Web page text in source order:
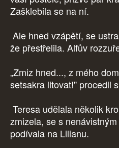
Zašklebila se na ní.
Ale hned vzápětí, se
že přestřelila. Alfův
„Zmiz hned..., z mého
setsakra litovat!" procedil
Teresa udělala několik
zmizela, se s
podívala na Lilianu.